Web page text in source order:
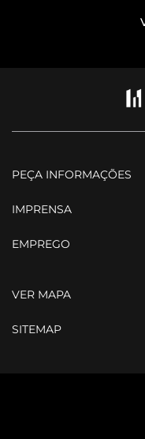
PEÇA INFORMAÇÕES
IMPRENSA
EMPREGO
VER MAPA
SITEMAP